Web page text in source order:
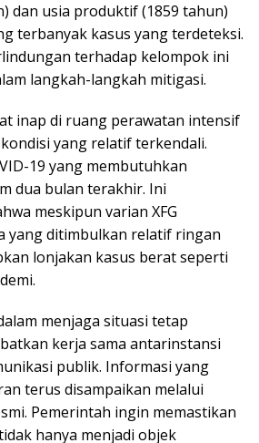
dan usia produktif (1859 tahun)
terbanyak kasus yang terdeteksi.
terhadap kelompok ini
langkah-langkah mitigasi.
inap di ruang perawatan intensif
yang relatif terkendali.
19 yang membutuhkan
dua bulan terakhir. Ini
meskipun varian XFG
yang ditimbulkan relatif ringan
lonjakan kasus berat seperti
menjaga situasi tetap
kerja sama antarinstansi
publik. Informasi yang
terus disampaikan melalui
Pemerintah ingin memastikan
hanya menjadi objek